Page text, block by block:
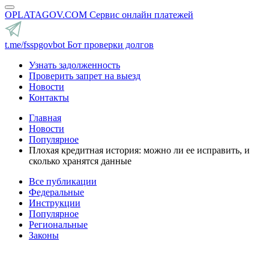
OPLATAGOV.COM Сервис онлайн платежей
t.me/fsspgovbot Бот проверки долгов
Узнать задолженность
Проверить запрет на выезд
Новости
Контакты
Главная
Новости
Популярное
Плохая кредитная история: можно ли ее исправить, и
сколько хранятся данные
Все публикации
Федеральные
Инструкции
Популярное
Региональные
Законы